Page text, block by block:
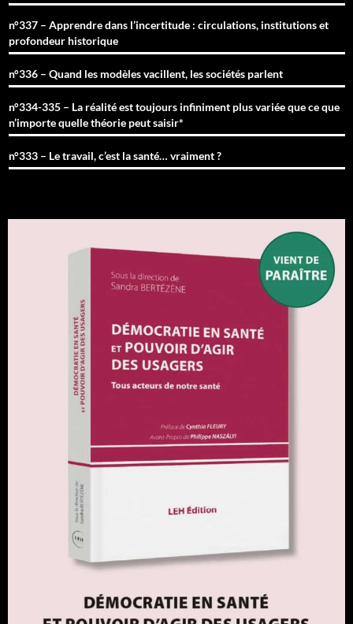
n°337 – Apprendre dans l’incertitude : circulations, institutions et
profondeur historique
n°336 – Quand les modèles vacillent, les sociétés parlent
n°334-335 – La réalité est toujours infiniment plus variée que ce que
n’importe quelle théorie peut saisir*
n°333 – Le travail, c’est la santé… vraiment ?